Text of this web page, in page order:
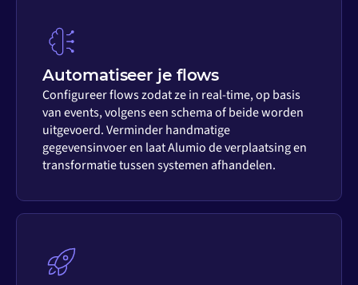
Automatiseer je flows
Configureer flows zodat ze in real-time, op basis
van events, volgens een schema of beide worden
uitgevoerd. Verminder handmatige
gegevensinvoer en laat Alumio de verplaatsing en
transformatie tussen systemen afhandelen.